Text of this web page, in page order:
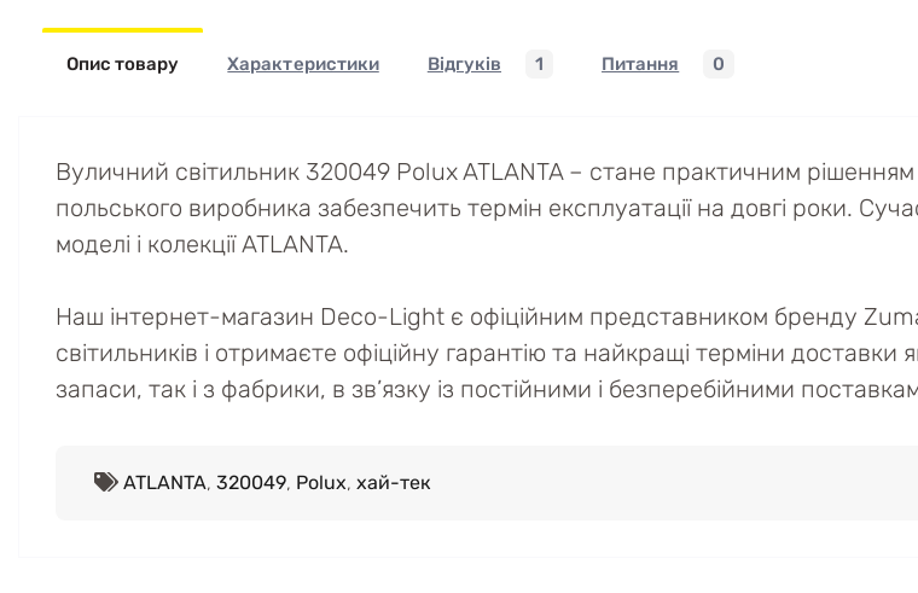
Опис товару Характеристики Відгуків 1 Питання 0
Вуличний світильник 320049 Polux ATLANTA – стане практичним рішенням
польського виробника забезпечить термін експлуатації на довгі роки.
моделі і колекції ATLANTA.
Наш інтернет-магазин Deco-Light є офіційним представником бренду
світильників і отримаєте офіційну гарантію та найкращі терміни доставки
запаси, так і з фабрики, в зв’язку із постійними і безперебійними
ATLANTA, 320049, Polux, хай-тек